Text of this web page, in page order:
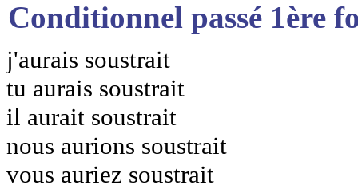
Conditionnel passé 1ère
j'aurais soustrait
tu aurais soustrait
il aurait soustrait
nous aurions soustrait
vous auriez soustrait